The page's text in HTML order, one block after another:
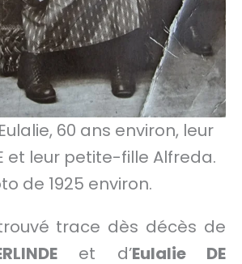
60 ans environ, leur
et leur petite-fille Alfreda.
de 1925 environ.
trace dès décès de
et d’Eulalie DE